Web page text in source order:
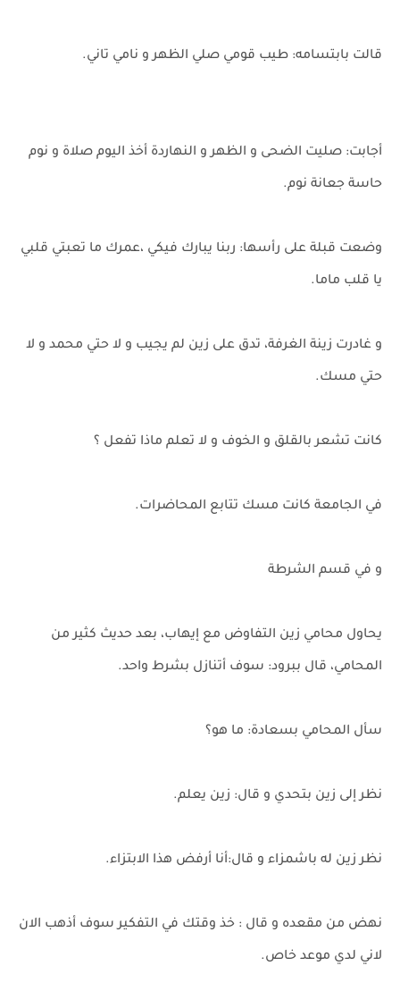
قالت بابتسامه: طيب قومي صلي الظهر و نامي تاني.
أجابت: صليت الضحى و الظهر و النهاردة أخذ اليوم صلاة و نوم
حاسة جعانة نوم.
وضعت قبلة على رأسها: ربنا يبارك فيكي ،عمرك ما تعبتي قلبي
يا قلب ماما.
و غادرت زينة الغرفة، تدق على زين لم يجيب و لا حتي محمد و لا
حتي مسك.
كانت تشعر بالقلق و الخوف و لا تعلم ماذا تفعل ؟
في الجامعة كانت مسك تتابع المحاضرات.
و في قسم الشرطة
يحاول محامي زين التفاوض مع إيهاب، بعد حديث كثير من
المحامي، قال ببرود: سوف أتنازل بشرط واحد.
سأل المحامي بسعادة: ما هو؟
نظر إلى زين بتحدي و قال: زين يعلم.
نظر زين له باشمزاء و قال:أنا أرفض هذا الابتزاء.
نهض من مقعده و قال : خذ وقتك في التفكير سوف أذهب الان
لاني لدي موعد خاص.